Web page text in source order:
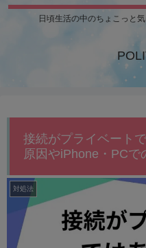
日頃生活の中のちょこっと
接続がプライベート
原因やiPhone・PCで
対処法